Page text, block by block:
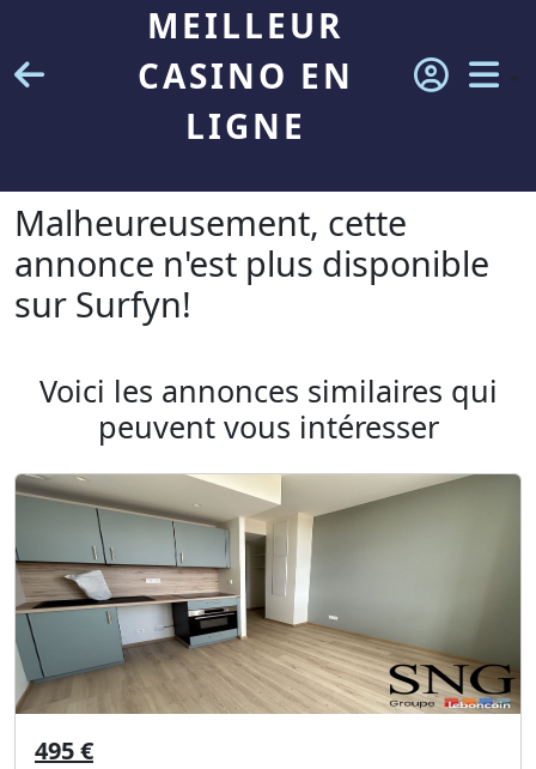
MEILLEUR
CASINO EN
LIGNE
Malheureusement, cette
annonce n'est plus disponible
sur Surfyn!
Voici les annonces similaires qui
peuvent vous intéresser
495 €